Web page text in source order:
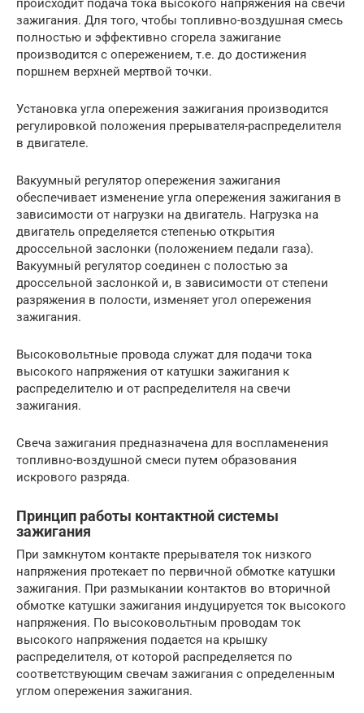
происходит подача тока высокого напряжения на свечи
зажигания. Для того, чтобы топливно-воздушная смесь
полностью и эффективно сгорела зажигание
производится с опережением, т.е. до достижения
поршнем верхней мертвой точки.
Установка угла опережения зажигания производится
регулировкой положения прерывателя-распределителя
в двигателе.
Вакуумный регулятор опережения зажигания
обеспечивает изменение угла опережения зажигания в
зависимости от нагрузки на двигатель. Нагрузка на
двигатель определяется степенью открытия
дроссельной заслонки (положением педали газа).
Вакуумный регулятор соединен с полостью за
дроссельной заслонкой и, в зависимости от степени
разряжения в полости, изменяет угол опережения
зажигания.
Высоковольтные провода служат для подачи тока
высокого напряжения от катушки зажигания к
распределителю и от распределителя на свечи
зажигания.
Свеча зажигания предназначена для воспламенения
топливно-воздушной смеси путем образования
искрового разряда.
Принцип работы контактной системы
зажигания
При замкнутом контакте прерывателя ток низкого
напряжения протекает по первичной обмотке катушки
зажигания. При размыкании контактов во вторичной
обмотке катушки зажигания индуцируется ток высокого
напряжения. По высоковольтным проводам ток
высокого напряжения подается на крышку
распределителя, от которой распределяется по
соответствующим свечам зажигания с определенным
углом опережения зажигания.